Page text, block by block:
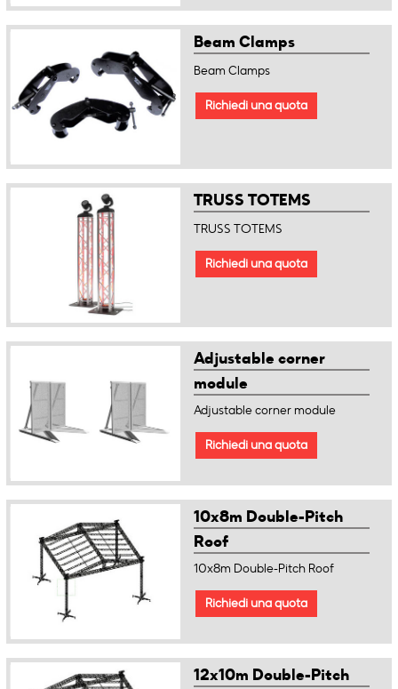
Beam Clamps
Beam Clamps
Richiedi una quota
TRUSS TOTEMS
TRUSS TOTEMS
Richiedi una quota
Adjustable corner
module
Adjustable corner module
Richiedi una quota
10x8m Double-Pitch
Roof
10x8m Double-Pitch Roof
Richiedi una quota
12x10m Double-Pitch